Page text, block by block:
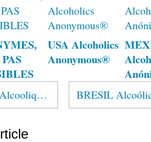
USA Alcoholics
Anonymous®
"Abstinent avec les Alcooliques Anonymes"